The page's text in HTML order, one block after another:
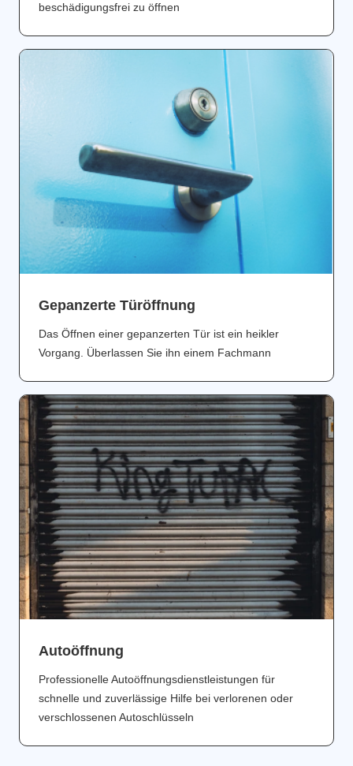
beschädigungsfrei zu öffnen
Gepanzerte Türöffnung
Das Öffnen einer gepanzerten Tür ist ein heikler
Vorgang. Überlassen Sie ihn einem Fachmann
Аutoöffnung
Professionelle Autoöffnungsdienstleistungen für
schnelle und zuverlässige Hilfe bei verlorenen oder
verschlossenen Autoschlüsseln